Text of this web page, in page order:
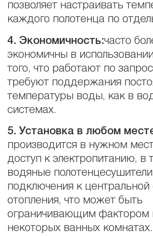
позволяет настраивать
каждого полотенца по
4. Экономичность:часто
экономичны в
того, что работают по
требуют поддержания
температуры воды, как в
системах.
5. Установка в любом
производится в нужном
доступ к электропитанию, в
водяные
подключения к центральной
отопления, что может быть
ограничивающим фактором
некоторых ванных комнатах.